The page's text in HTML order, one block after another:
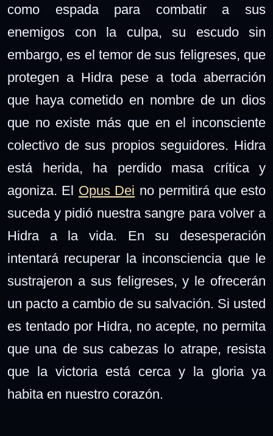
como espada para combatir a sus
enemigos con la culpa, su escudo sin
embargo, es el temor de sus feligreses, que
protegen a Hidra pese a toda aberración
que haya cometido en nombre de un dios
que no existe más que en el inconsciente
colectivo de sus propios seguidores. Hidra
está herida, ha perdido masa crítica y
agoniza. El Opus Dei no permitirá que esto
suceda y pidió nuestra sangre para volver a
Hidra a la vida. En su desesperación
intentará recuperar la inconsciencia que le
sustrajeron a sus feligreses, y le ofrecerán
un pacto a cambio de su salvación. Si usted
es tentado por Hidra, no acepte, no permita
que una de sus cabezas lo atrape, resista
que la victoria está cerca y la gloria ya
habita en nuestro corazón.